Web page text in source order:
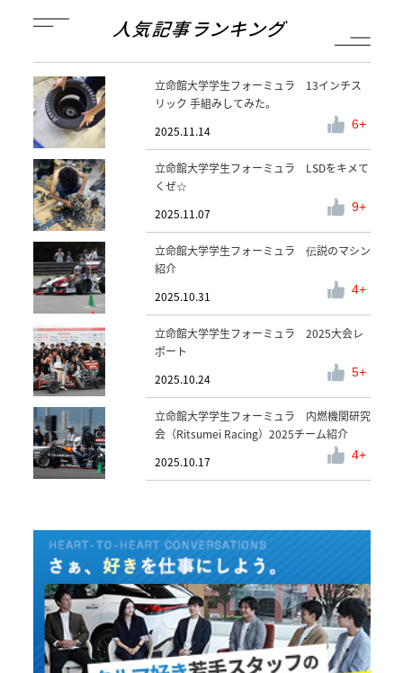
人気記事ランキング
立命館大学学生フォーミュラ 13インチス
リック 手組みしてみた。
2025.11.14
6
立命館大学学生フォーミュラ LSDをキメて
くぜ☆
2025.11.07
9
立命館大学学生フォーミュラ 伝説のマシン
紹介
2025.10.31
4
立命館大学学生フォーミュラ 2025大会レ
ポート
2025.10.24
5
立命館大学学生フォーミュラ 内燃機関研究
会（Ritsumei Racing）2025チーム紹介
2025.10.17
4